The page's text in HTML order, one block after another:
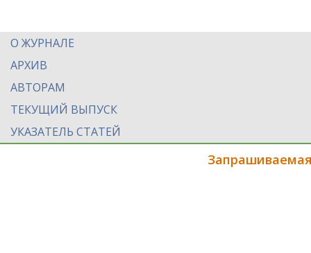
О ЖУРНАЛЕ
АРХИВ
АВТОРАМ
ТЕКУЩИЙ ВЫПУСК
УКАЗАТЕЛЬ СТАТЕЙ